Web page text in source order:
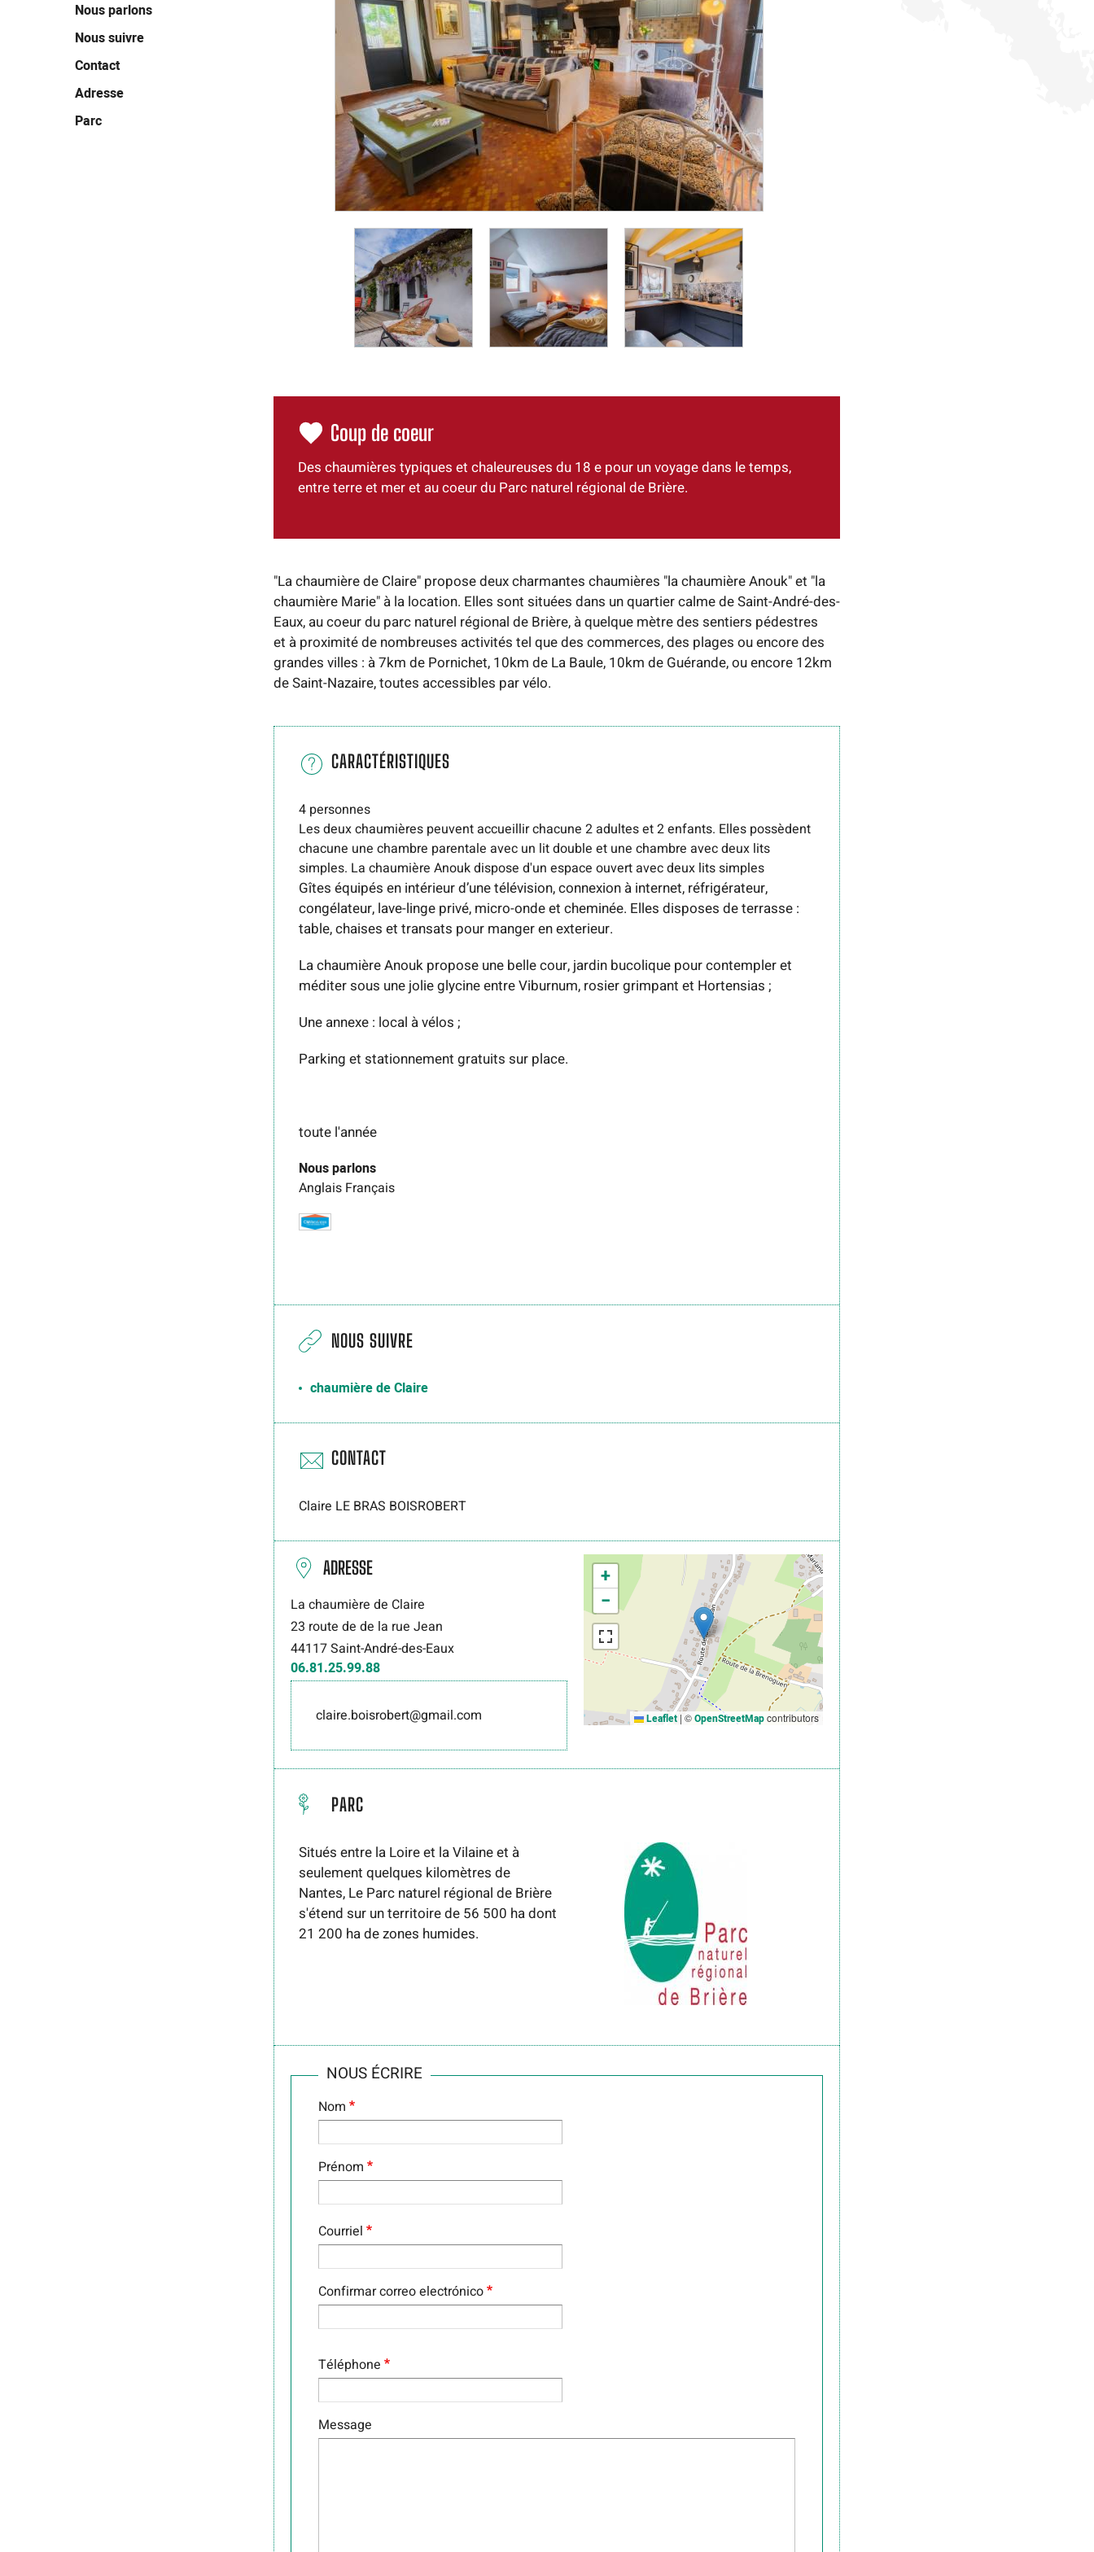
Nous parlons
Nous suivre
Contact
Adresse
Parc
Coup de coeur
Des chaumières typiques et chaleureuses du 18 e pour un voyage dans le temps,
entre terre et mer et au coeur du Parc naturel régional de Brière.
"La chaumière de Claire" propose deux charmantes chaumières "la chaumière Anouk" et "la
chaumière Marie" à la location. Elles sont situées dans un quartier calme de Saint-André-des-
Eaux, au coeur du parc naturel régional de Brière, à quelque mètre des sentiers pédestres
et à proximité de nombreuses activités tel que des commerces, des plages ou encore des
grandes villes : à 7km de Pornichet, 10km de La Baule, 10km de Guérande, ou encore 12km
de Saint-Nazaire, toutes accessibles par vélo.
CARACTÉRISTIQUES
4 personnes
Les deux chaumières peuvent accueillir chacune 2 adultes et 2 enfants. Elles possèdent
chacune une chambre parentale avec un lit double et une chambre avec deux lits
simples. La chaumière Anouk dispose d'un espace ouvert avec deux lits simples
Gîtes équipés en intérieur d’une télévision, connexion à internet, réfrigérateur,
congélateur, lave-linge privé, micro-onde et cheminée. Elles disposes de terrasse :
table, chaises et transats pour manger en exterieur.
La chaumière Anouk propose une belle cour, jardin bucolique pour contempler et
méditer sous une jolie glycine entre Viburnum, rosier grimpant et Hortensias ;
Une annexe : local à vélos ;
Parking et stationnement gratuits sur place.
toute l'année
Nous parlons
Anglais Français
NOUS SUIVRE
chaumière de Claire
CONTACT
Claire LE BRAS BOISROBERT
ADRESSE
La chaumière de Claire
23 route de de la rue Jean
44117Saint-André-des-Eaux
06.81.25.99.88
claire.boisrobert@gmail.com
+
−
Leaflet | ©OpenStreetMapcontributors
PARC
Situés entre la Loire et la Vilaine et à
seulement quelques kilomètres de
Nantes, Le Parc naturel régional de Brière
s'étend sur un territoire de 56 500 ha dont
21 200 ha de zones humides.
NOUS ÉCRIRE
Nom
Prénom
COURRIEL
Courriel
Confirmar correo electrónico
Téléphone
Message